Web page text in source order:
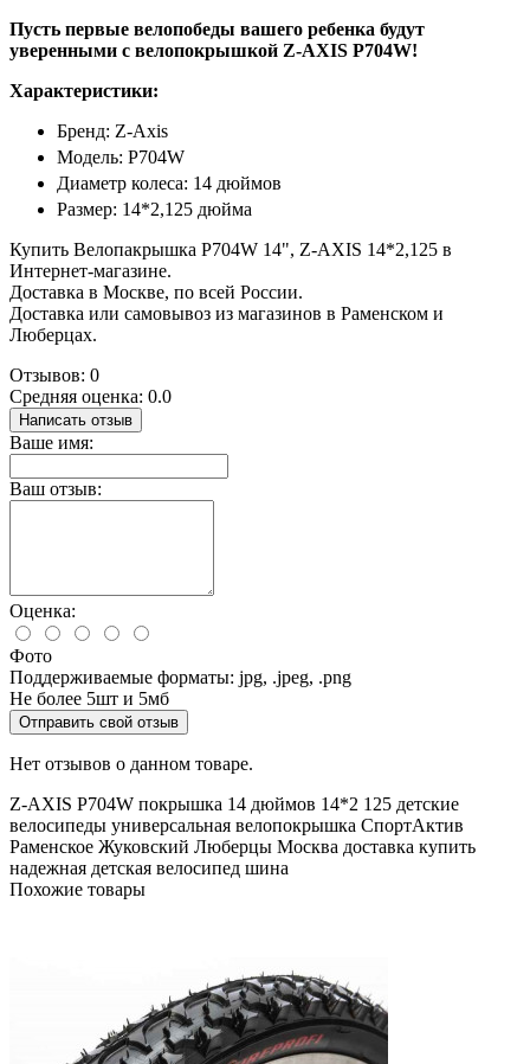
Пусть первые велопобеды вашего ребенка будут
уверенными с велопокрышкой Z-AXIS P704W!
Характеристики:
Бренд: Z-Axis
Модель: P704W
Диаметр колеса: 14 дюймов
Размер: 14*2,125 дюйма
Купить Велопакрышка P704W 14", Z-AXIS 14*2,125 в
Интернет-магазине.
Доставка в Москве, по всей России.
Доставка или самовывоз из магазинов в Раменском и
Люберцах.
Отзывов: 0
Средняя оценка: 0.0
Написать отзыв
Ваше имя:
Ваш отзыв:
Оценка:
Фото
Поддерживаемые форматы: jpg, .jpeg, .png
Не более 5шт и 5мб
Отправить свой отзыв
Нет отзывов о данном товаре.
Z-AXIS P704W покрышка 14 дюймов 14*2 125 детские
велосипеды универсальная велопокрышка СпортАктив
Раменское Жуковский Люберцы Москва доставка купить
надежная детская велосипед шина
Похожие товары